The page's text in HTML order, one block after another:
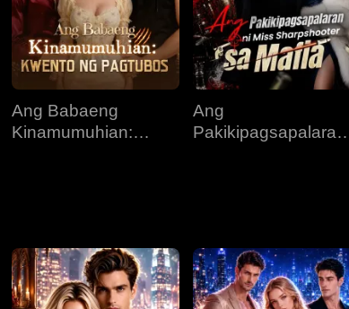
Ang Babaeng
Kinamumuhian:
Ang
Pakikipagsapalaran